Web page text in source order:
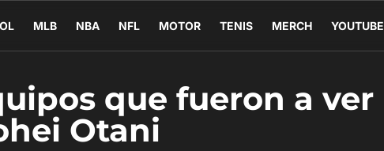
MLB NBA NFL MOTOR TENIS MERCH YOUTUBE
que fueron a ver
Otani